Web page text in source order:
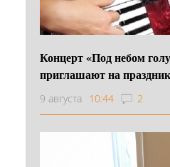
Концерт «Под небом
приглашают на
9 августа 10:44 2